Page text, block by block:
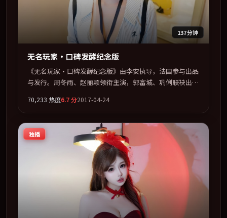
137分钟
无名玩家·口碑发酵纪念版
《无名玩家·口碑发酵纪念版》由李安执导，法国参与出品
与发行。周冬雨、赵丽颖领衔主演，郭富城、巩俐联袂出
情」类型为骨架，在叙事、表演与视听上力求统一。定于
题片中口碑稳健，适合喜欢强情节与人物弧光的观众完整观
看。
70,233 热度6.7分2017-04-24
独播